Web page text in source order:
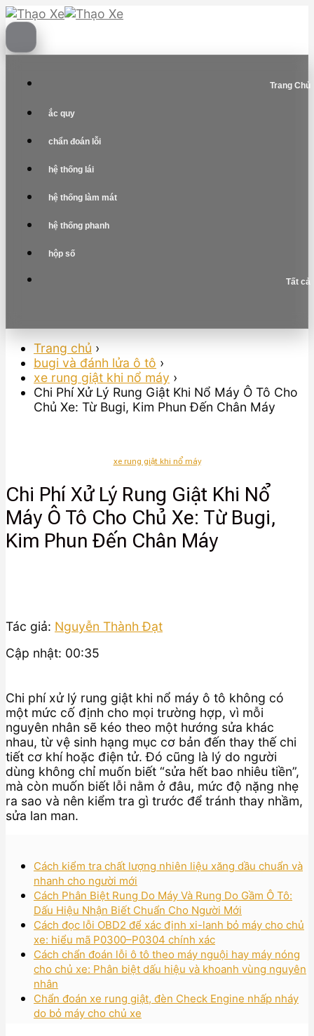
Skip
to
content
Trang Chủ
ắc quy
chẩn đoán lỗi
hệ thống lái
hệ thống làm mát
hệ thống phanh
hộp số
Tất cả
Trang chủ ›
bugi và đánh lửa ô tô ›
xe rung giật khi nổ máy ›
Chi Phí Xử Lý Rung Giật Khi Nổ Máy Ô Tô Cho
Chủ Xe: Từ Bugi, Kim Phun Đến Chân Máy
xe rung giật khi nổ máy
Chi Phí Xử Lý Rung Giật Khi Nổ
Máy Ô Tô Cho Chủ Xe: Từ Bugi,
Kim Phun Đến Chân Máy
Tác giả: Nguyễn Thành Đạt
Cập nhật: 00:35
Chi phí xử lý rung giật khi nổ máy ô tô không có
một mức cố định cho mọi trường hợp, vì mỗi
nguyên nhân sẽ kéo theo một hướng sửa khác
nhau, từ vệ sinh hạng mục cơ bản đến thay thế chi
tiết cơ khí hoặc điện tử. Đó cũng là lý do người
dùng không chỉ muốn biết “sửa hết bao nhiêu tiền”,
mà còn muốn biết lỗi nằm ở đâu, mức độ nặng nhẹ
ra sao và nên kiểm tra gì trước để tránh thay nhầm,
sửa lan man.
Cách kiểm tra chất lượng nhiên liệu xăng dầu chuẩn và
nhanh cho người mới
Cách Phân Biệt Rung Do Máy Và Rung Do Gầm Ô Tô:
Dấu Hiệu Nhận Biết Chuẩn Cho Người Mới
Cách đọc lỗi OBD2 để xác định xi-lanh bỏ máy cho chủ
xe: hiểu mã P0300–P0304 chính xác
Cách chẩn đoán lỗi ô tô theo máy nguội hay máy nóng
cho chủ xe: Phân biệt dấu hiệu và khoanh vùng nguyên
nhân
Chẩn đoán xe rung giật, đèn Check Engine nhấp nháy
do bỏ máy cho chủ xe